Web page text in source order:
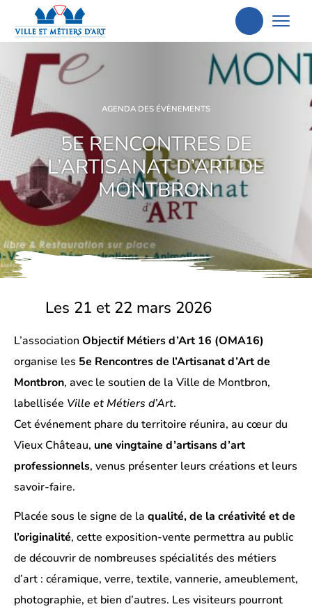
Aller
à
la
AGENDA DES ÉVÈNEMENTS
5E RENCONTRES DE
L’ARTISANAT D’ART DE
MONTBRON
Les 21 et 22 mars 2026
L’association Objectif Métiers d’Art 16 (OMA16)
organise les 5e Rencontres de l’Artisanat d’Art de
Montbron, avec le soutien de la Ville de Montbron,
labellisée Ville et Métiers d’Art.
Cet événement phare du territoire réunira, au cœur du
Vieux Château, une vingtaine d’artisans d’art
professionnels, venus présenter leurs créations et leurs
savoir-faire.
Placée sous le signe de la qualité, de la créativité et de
l’originalité, cette exposition-vente permettra au public
de découvrir de nombreuses spécialités des métiers
d’art : céramique, verre, textile, vannerie, ameublement,
photographie, et bien d’autres. Les visiteurs pourront